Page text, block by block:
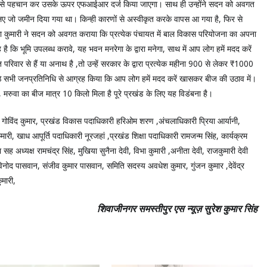
पहचान कर उसके ऊपर एफआईआर दर्ज किया जाएगा। साथ ही उन्होंने सदन को अवगत
जमीन दिया गया था‌। किन्ही कारणों से अस्वीकृत करके वापस आ गया है, फिर से
कुमारी ने सदन को अवगत कराया कि प्रत्येक पंचायत में बाल विकास परियोजना का अपना
कि भूमि उपलब्ध करावे‌, यह भवन मनरेगा के द्वारा मनेगा, साथ में आप लोग हमें मदद करें
से हैं या अनाथ है ,तो उन्हें सरकार के द्वारा प्रत्येक महीना 900 से लेकर ₹1000
सभी जनप्रतिनिधि से आग्रह किया कि आप लोग हमें मदद करें खासकर बीज की उठाव में‌।
का बीज मात्र 10 किलो मिला है पूरे प्रखंड के लिए यह विडंबना है।
कुमार, प्रखंड विकास पदाधिकारी हरिओम शरण ,अंचलाधिकारी प्रिया आर्यानी,
खाध आपूर्ति पदाधिकारी नूरजहां ,प्रखंड शिक्षा पदाधिकारी रामजन्म सिंह, कार्यक्रम
अध्यक्ष रामचंद्र सिंह, मुखिया सुनैना देवी, विभा कुमारी ,अनीता देवी, राजकुमारी देवी
पासवान, संजीव कुमार पासवान, समिति सदस्य अवधेश कुमार, गुंजन कुमार ,देवेंद्र
शिवाजीनगर समस्तीपुर एस न्यूज़ सुरेश कुमार सिंह